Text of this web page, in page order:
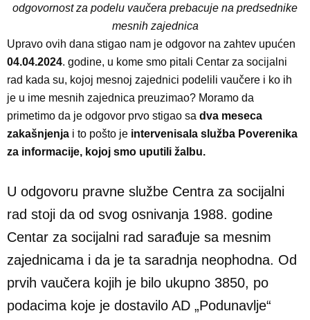
odgovornost za podelu vaučera prebacuje na predsednike
mesnih zajednica
Upravo ovih dana stigao nam je odgovor na zahtev upućen
04.04.2024. godine, u kome smo pitali Centar za socijalni
rad kada su, kojoj mesnoj zajednici podelili vaučere i ko ih
je u ime mesnih zajednica preuzimao? Moramo da
primetimo da je odgovor prvo stigao sa dva meseca
zakašnjenja i to pošto je intervenisala služba Poverenika
za informacije, kojoj smo uputili žalbu.
U odgovoru pravne službe Centra za socijalni
rad stoji da od svog osnivanja 1988. godine
Centar za socijalni rad sarađuje sa mesnim
zajednicama i da je ta saradnja neophodna. Od
prvih vaučera kojih je bilo ukupno 3850, po
podacima koje je dostavilo AD „Podunavlje“